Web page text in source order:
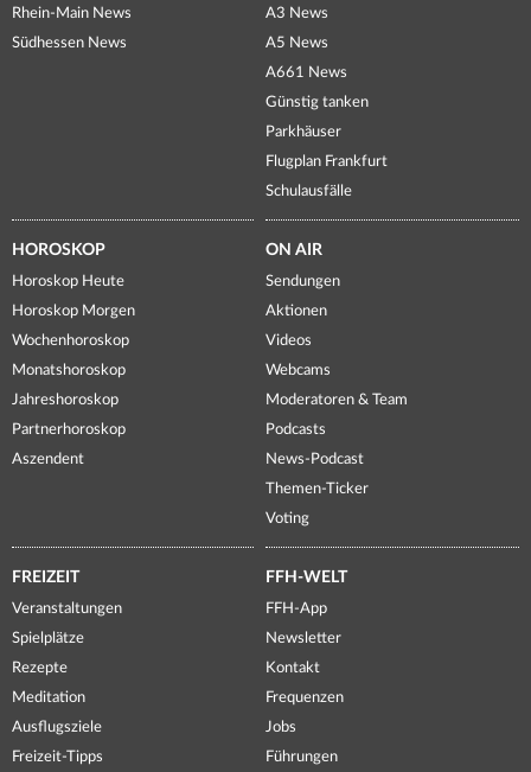
Rhein-Main News
Südhessen News
A3 News
A5 News
A661 News
Günstig tanken
Parkhäuser
Flugplan Frankfurt
Schulausfälle
HOROSKOP
Horoskop Heute
Horoskop Morgen
Wochenhoroskop
Monatshoroskop
Jahreshoroskop
Partnerhoroskop
Aszendent
ON AIR
Sendungen
Aktionen
Videos
Webcams
Moderatoren & Team
Podcasts
News-Podcast
Themen-Ticker
Voting
FREIZEIT
Veranstaltungen
Spielplätze
Rezepte
Meditation
Ausflugsziele
Freizeit-Tipps
FFH-WELT
FFH-App
Newsletter
Kontakt
Frequenzen
Jobs
Führungen